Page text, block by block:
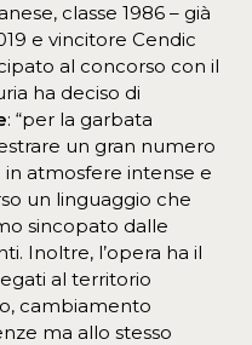
classe 1986 – già
e vincitore Cendic
al concorso con il
ha deciso di
: “per la garbata
un gran numero
atmosfere intense e
un linguaggio che
sincopato dalle
Inoltre, l’opera ha il
al territorio
cambiamento
ma allo stesso